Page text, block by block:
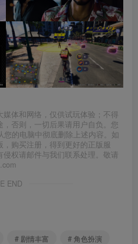
体和网络，仅供试玩体验；不得
否则，一切后果请用户自负。您
的电脑中彻底删除上述内容。如
购买注册，得到更好的正版服
权请邮件与我们联系处理。敬请
END
# 剧情丰富
# 角色扮演